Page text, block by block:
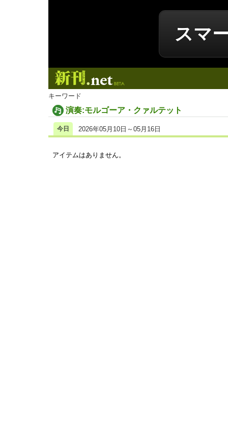
スマ
キーワード
演奏:モルゴーア・クァルテット
今日 2026年05月10日～05月16日
アイテムはありません。